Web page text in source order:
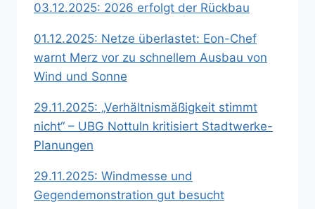
03.12.2025: 2026 erfolgt der Rückbau
01.12.2025: Netze überlastet: Eon-Chef
warnt Merz vor zu schnellem Ausbau von
Wind und Sonne
29.11.2025: „Verhältnismäßigkeit stimmt
nicht“ – UBG Nottuln kritisiert Stadtwerke-
Planungen
29.11.2025: Windmesse und
Gegendemonstration gut besucht